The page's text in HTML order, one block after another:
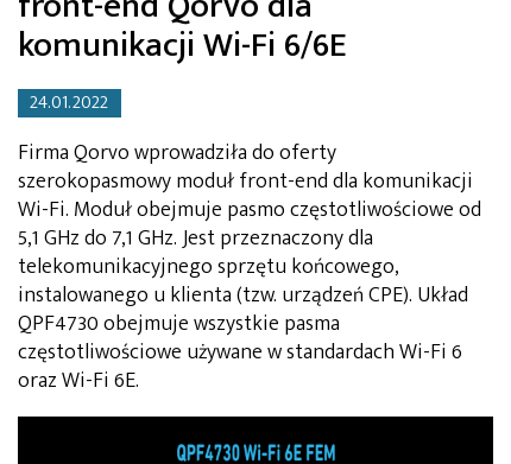
komunikacji Wi-Fi 6/6E
24.01.2022
Firma Qorvo wprowadziła do oferty
szerokopasmowy moduł front-end dla komunikacji
Wi-Fi. Moduł obejmuje pasmo częstotliwościowe od
5,1 GHz do 7,1 GHz. Jest przeznaczony dla
telekomunikacyjnego sprzętu końcowego,
instalowanego u klienta (tzw. urządzeń CPE). Układ
QPF4730 obejmuje wszystkie pasma
częstotliwościowe używane w standardach Wi-Fi 6
oraz Wi-Fi 6E.